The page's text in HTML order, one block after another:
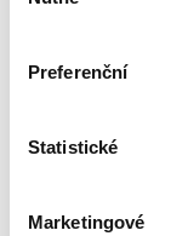
Preferenční
Statistické
Marketingové